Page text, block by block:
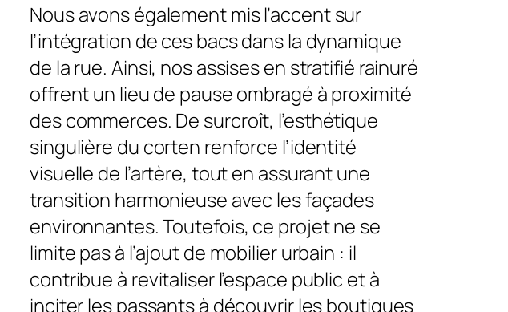
Nous avons également mis l’accent sur
l’intégration de ces bacs dans la dynamique
de la rue. Ainsi, nos assises en stratifié rainuré
offrent un lieu de pause ombragé à proximité
des commerces. De surcroît, l’esthétique
singulière du corten renforce l’identité
visuelle de l’artère, tout en assurant une
transition harmonieuse avec les façades
environnantes. Toutefois, ce projet ne se
limite pas à l’ajout de mobilier urbain : il
contribue à revitaliser l’espace public et à
inciter les passants à découvrir les boutiques